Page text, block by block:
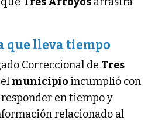
que lleva tiempo
Correccional de Tres
municipio incumplió con
en tiempo y
relacionado al